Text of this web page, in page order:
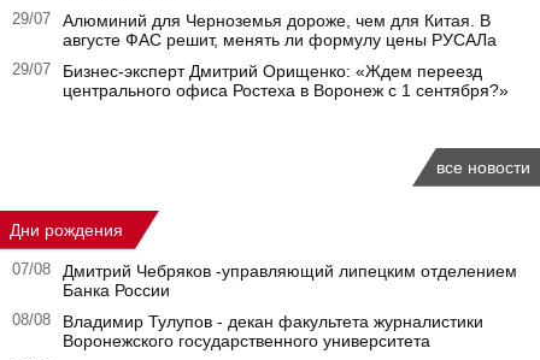
29/07
Алюминий для Черноземья дороже, чем для Китая. В
августе ФАС решит, менять ли формулу цены РУСАЛа
29/07
Бизнес-эксперт Дмитрий Орищенко: «Ждем переезд
центрального офиса Ростеха в Воронеж с 1 сентября?»
все новости
Дни рождения
07/08
Дмитрий Чебряков -управляющий липецким отделением
Банка России
08/08
Владимир Тулупов - декан факультета журналистики
Воронежского государственного университета